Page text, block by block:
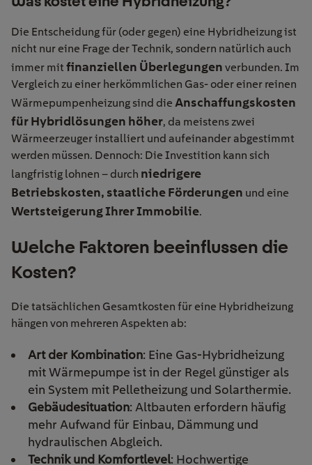
Die Entscheidung für (oder gegen) eine Hybridheizung ist
nicht nur eine Frage der Technik, sondern natürlich auch
immer mit finanziellen Überlegungen verbunden. Im
Vergleich zu einer herkömmlichen Gas- oder einer reinen
Wärmepumpenheizung sind die Anschaffungskosten
für Hybridlösungen höher, da meistens zwei
Wärmeerzeuger installiert und aufeinander abgestimmt
werden müssen. Dennoch: Die Investition kann sich
langfristig lohnen – durch niedrigere
Betriebskosten, staatliche Förderungen und eine
Wertsteigerung Ihrer Immobilie.
Welche Faktoren beeinflussen die
Kosten?
Die tatsächlichen Gesamtkosten für eine Hybridheizung
hängen von mehreren Aspekten ab:
Art der Kombination: Eine Gas-Hybridheizung
mit Wärmepumpe ist in der Regel günstiger als
ein System mit Pelletheizung und Solarthermie.
Gebäudesituation: Altbauten erfordern häufig
mehr Aufwand für Einbau, Dämmung und
hydraulischen Abgleich.
Technik und Komfortlevel: Hochwertige